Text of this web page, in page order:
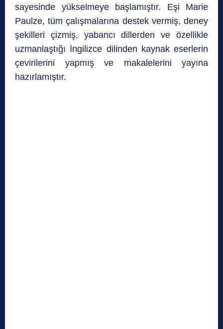
sayesinde yükselmeye başlamıştır. Eşi Marie
Paulze, tüm çalışmalarına destek vermiş, deney
şekilleri çizmiş, yabancı dillerden ve özellikle
uzmanlaştığı İngilizce dilinden kaynak eserlerin
çevirilerini yapmış ve makalelerini yayına
hazırlamıştır.